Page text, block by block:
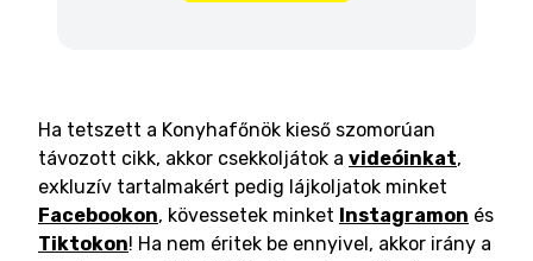
Ha tetszett a Konyhafőnök kieső szomorúan
távozott cikk, akkor csekkoljátok a videóinkat,
exkluzív tartalmakért pedig lájkoljatok minket
Facebookon, kövessetek minket Instagramon és
Tiktokon! Ha nem éritek be ennyivel, akkor irány a